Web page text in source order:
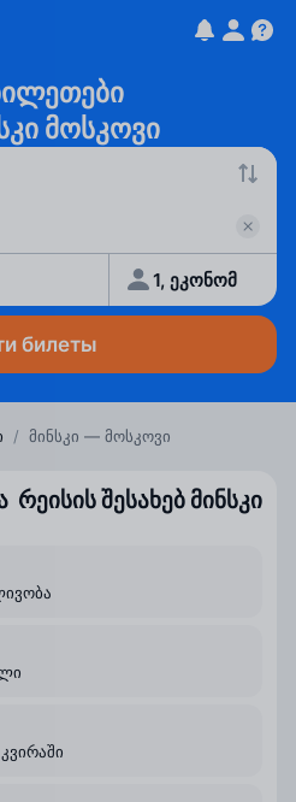
მოსკოვი
1, ეკონომ
билеты
/ მინსკი — მოსკოვი
შესახებ მინსკი